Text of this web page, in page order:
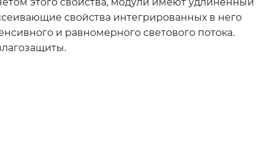
этого свойства, модули имеют удлинённый
свойства интегрированных в него
и равномерного светового потока.